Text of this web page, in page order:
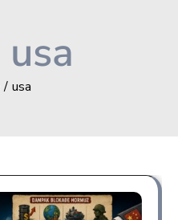
usa
usa